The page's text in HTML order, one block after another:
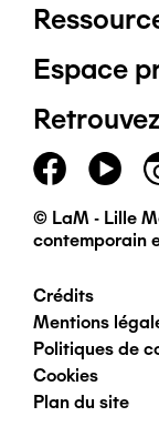
Pied
de
page
Espace
© LaM - Lille
contemporain
Pied
de
page
Crédits
Mentions
Politiques de
Cookies
Plan du site